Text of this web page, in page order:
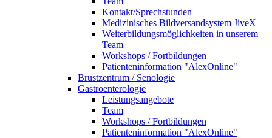
Kontakt/Sprechstunden
Medizinisches Bildversandsystem JiveX
Weiterbildungsmöglichkeiten in unserem
Team
Workshops / Fortbildungen
Patienteninformation "AlexOnline"
Brustzentrum / Senologie
Gastroenterologie
Leistungsangebote
Team
Workshops / Fortbildungen
Patienteninformation "AlexOnline"